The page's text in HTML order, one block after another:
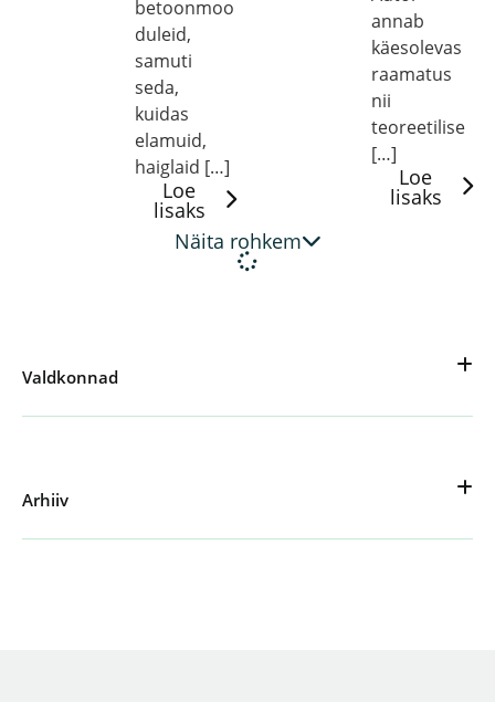
betoonmoo
duleid,
samuti
seda,
kuidas
elamuid,
haiglaid […]
Loe
lisaks
annab
käesolevas
raamatus
nii
teoreetilise
[…]
Loe
lisaks
Näita rohkem
Valdkonnad
Arhiiv